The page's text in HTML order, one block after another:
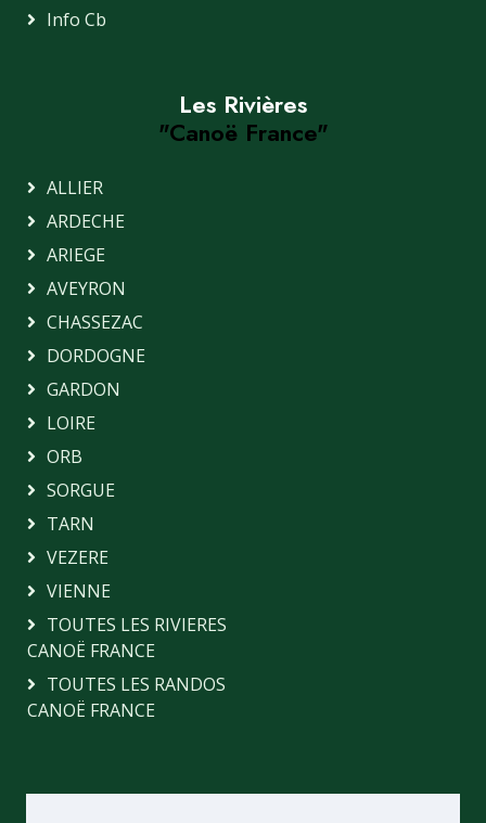
Info Cb
Les Rivières
"Canoë France"
ALLIER
ARDECHE
ARIEGE
AVEYRON
CHASSEZAC
DORDOGNE
GARDON
LOIRE
ORB
SORGUE
TARN
VEZERE
VIENNE
TOUTES LES RIVIERES
CANOË FRANCE
TOUTES LES RANDOS
CANOË FRANCE